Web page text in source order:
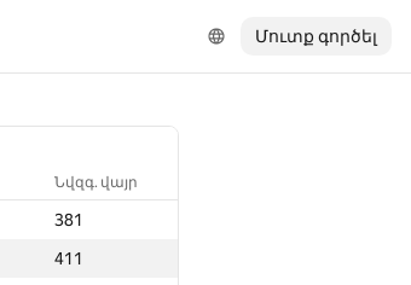
Մուտք գործել
Նվզգ. վայր
381
411